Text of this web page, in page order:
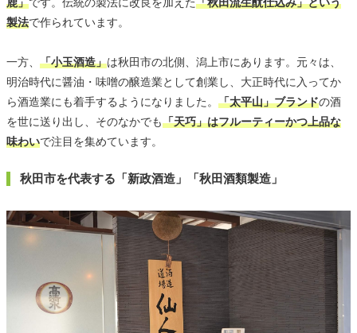
製法で作られています。
一方、 「小玉酒造」は秋田市の北側、潟上市にあります。元々は、
明治時代に醤油・味噌の醸造業として創業し、大正時代に入ってか
ら酒造業にも着手するようになりました。 「太平山」ブランドの酒
を世に送り出し、そのなかでも「天巧」はフルーティーかつ上品な
味わいで注目を集めています。
秋田市を代表する「新政酒造」「秋田酒類製造」